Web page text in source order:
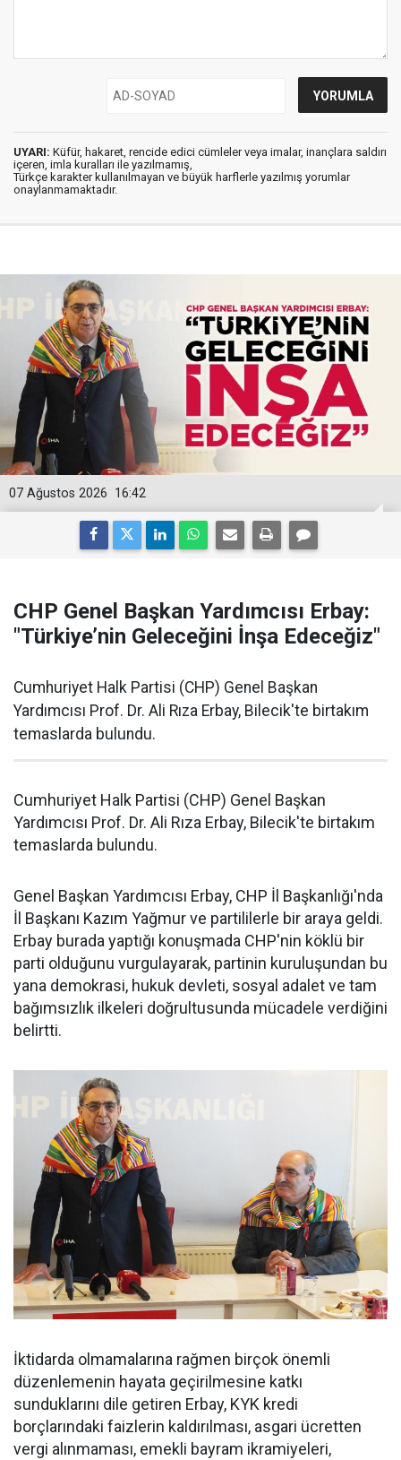
UYARI: Küfür, hakaret, rencide edici cümleler veya imalar, inançlara saldırı
içeren, imla kuralları ile yazılmamış,
Türkçe karakter kullanılmayan ve büyük harflerle yazılmış yorumlar
onaylanmamaktadır.
16:42
07 Ağustos 2026
CHP Genel Başkan Yardımcısı Erbay:
"Türkiye’nin Geleceğini İnşa Edeceğiz"
Cumhuriyet Halk Partisi (CHP) Genel Başkan
Yardımcısı Prof. Dr. Ali Rıza Erbay, Bilecik'te birtakım
temaslarda bulundu.
Cumhuriyet Halk Partisi (CHP) Genel Başkan
Yardımcısı Prof. Dr. Ali Rıza Erbay, Bilecik'te birtakım
temaslarda bulundu.
Genel Başkan Yardımcısı Erbay, CHP İl Başkanlığı'nda
İl Başkanı Kazım Yağmur ve partililerle bir araya geldi.
Erbay burada yaptığı konuşmada CHP'nin köklü bir
parti olduğunu vurgulayarak, partinin kuruluşundan bu
yana demokrasi, hukuk devleti, sosyal adalet ve tam
bağımsızlık ilkeleri doğrultusunda mücadele verdiğini
belirtti.
İktidarda olmamalarına rağmen birçok önemli
düzenlemenin hayata geçirilmesine katkı
sunduklarını dile getiren Erbay, KYK kredi
borçlarındaki faizlerin kaldırılması, asgari ücretten
vergi alınmaması, emekli bayram ikramiyeleri,